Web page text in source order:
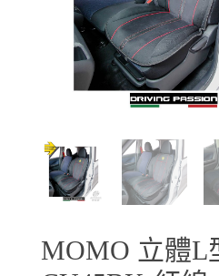
MOMO 立體L